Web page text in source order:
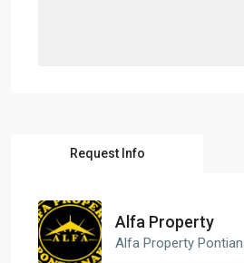
Request Info
Alfa Property
Alfa Property